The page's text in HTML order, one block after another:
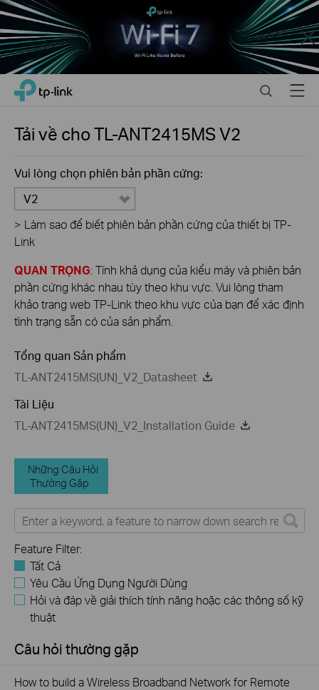
Close
Click
the
navigation
TP-Link, Reliably Smart SearchMenu
Tải về choTL-ANT2415MSV2
Vui lòng chọn phiên bản phần cứng:
V2
> Làm sao để biết phiên bản phần cứng của thiết bị TP-
Link
QUAN TRỌNG: Tính khả dụng của kiểu máy và phiên bản
phần cứng khác nhau tùy theo khu vực. Vui lòng tham
khảo trang web TP-Link theo khu vực của bạn để xác định
tình trạng sẵn có của sản phẩm.
Tổng quan Sản phẩm
TL-ANT2415MS(UN)_V2_Datasheet
Tài Liệu
TL-ANT2415MS(UN)_V2_Installation Guide
Những Câu Hỏi
Thường Gặp
Feature Filter:
Tất Cả
Yêu Cầu Ứng Dụng Người Dùng
Hỏi và đáp về giải thích tính năng hoặc các thông số kỹ
thuật
Câu hỏi thường gặp
How to build a Wireless Broadband Network for Remote